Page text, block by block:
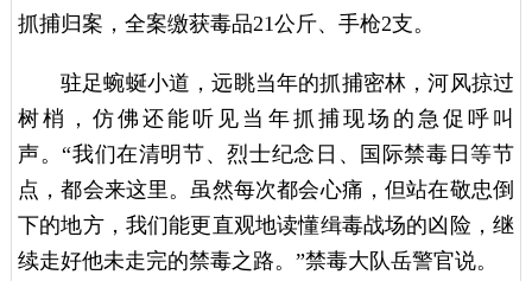
抓捕归案，全案缴获毒品21公斤、手枪2支。
驻足蜿蜒小道，远眺当年的抓捕密林，河风掠过
树梢，仿佛还能听见当年抓捕现场的急促呼叫
声。“我们在清明节、烈士纪念日、国际禁毒日等节
点，都会来这里。虽然每次都会心痛，但站在敬忠倒
下的地方，我们能更直观地读懂缉毒战场的凶险，继
续走好他未走完的禁毒之路。”禁毒大队岳警官说。